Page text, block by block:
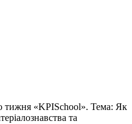
тижня «KPISchool». Тема: Як
та